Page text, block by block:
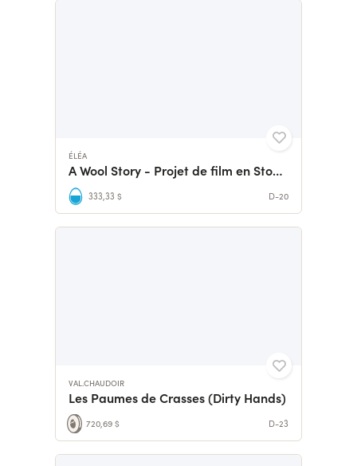
ÉLÉA
A Wool Story - Projet de film en Stop Motion
333,33 $ D-20
VAL.CHAUDOIR
Les Paumes de Crasses (Dirty Hands)
720,69 $ D-23